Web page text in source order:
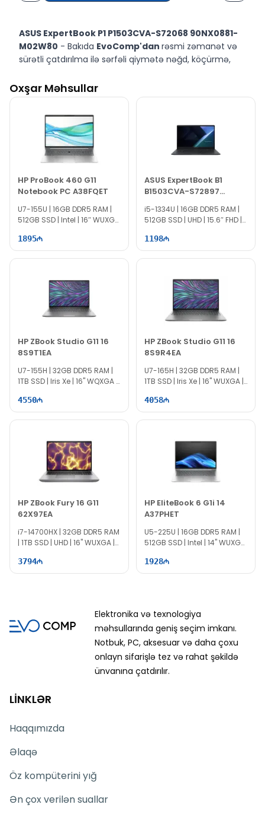
ASUS ExpertBook P1 P1503CVA-S72068 90NX0881-
M02W80 - Bakıda EvoComp'dan rəsmi zəmanət və
sürətli çatdırılma ilə sərfəli qiymətə nəğd, köçürmə,
Oxşar Məhsullar
HP ProBook 460 G11
Notebook PC A38FQET
U7-155U | 16GB DDR5 RAM |
512GB SSD | Intel | 16″ WUXGA
1895
ASUS ExpertBook B1
B1503CVA-S72897
90NX0801-M036E0
i5-1334U | 16GB DDR5 RAM |
512GB SSD | UHD | 15.6″ FHD |
1198
HP ZBook Studio G11 16
8S9T1EA
U7-155H | 32GB DDR5 RAM |
1TB SSD | Iris Xe | 16" WQXGA |
4550
HP ZBook Studio G11 16
8S9R4EA
U7-165H | 32GB DDR5 RAM |
1TB SSD | Iris Xe | 16" WUXGA |
4058
HP ZBook Fury 16 G11
62X97EA
i7-14700HX | 32GB DDR5 RAM
| 1TB SSD | UHD | 16" WUXGA |
3794
HP EliteBook 6 G1i 14
A37PHET
U5-225U | 16GB DDR5 RAM |
512GB SSD | Intel | 14" WUXGA
1928
Elektronika və texnologiya
məhsullarında geniş seçim imkanı.
Notbuk, PC, aksesuar və daha çoxu
onlayn sifarişlə tez və rahat şəkildə
ünvanına çatdırılır.
LİNKLƏR
Haqqımızda
Əlaqə
Öz kompüterini yığ
Ən çox verilən suallar